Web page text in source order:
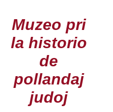
Muzeo pri
la historio
de
pollandaj
judoj